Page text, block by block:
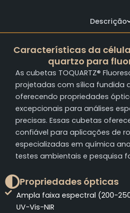
Descrição
Características da
quartzo para
As cubetas TOQUARTZ®
projetadas com sílica fundida
oferecendo propriedades
excepcionais para análises
precisas. Essas cubetas
confiável para aplicações de
especializadas em química
testes ambientais e pesquisa
Propriedades ópticas
Ampla faixa espectral (200-
UV-Vis-NIR